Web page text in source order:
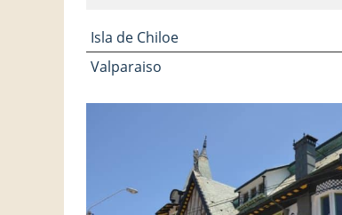
Isla de Chiloe
Valparaiso